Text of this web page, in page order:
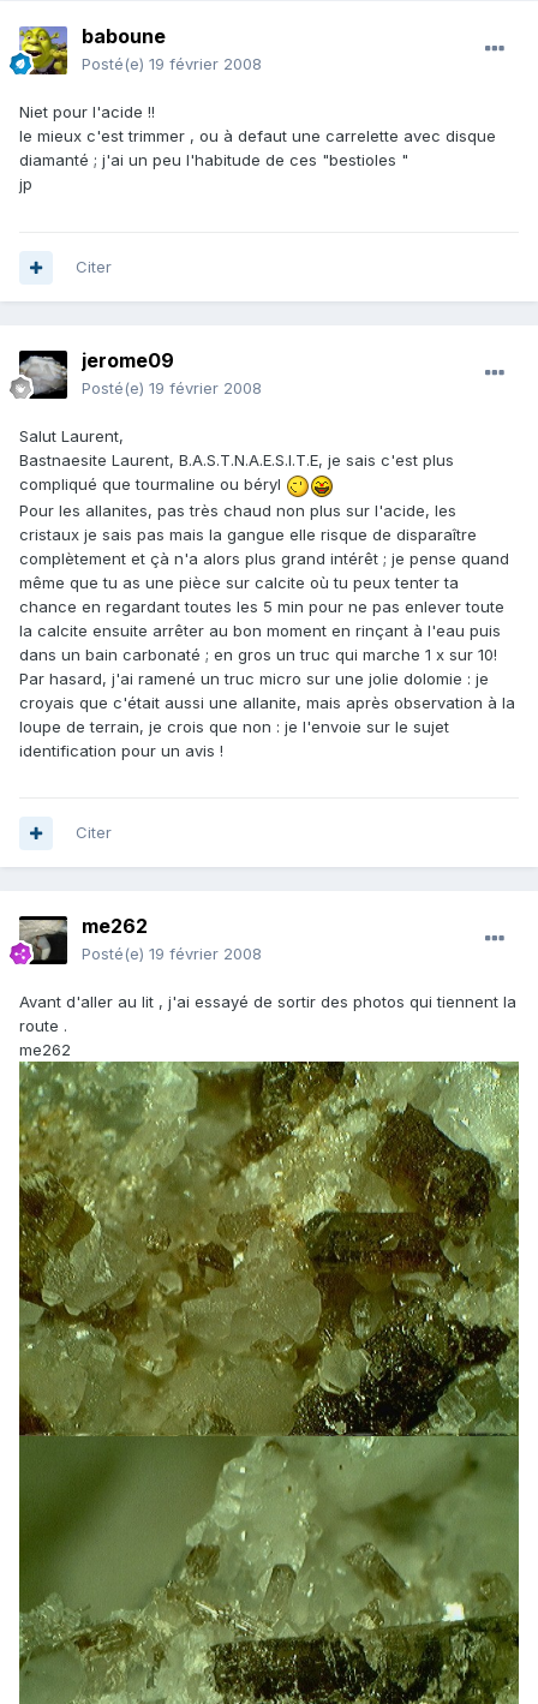
baboune
Posté(e) 19 février 2008
Niet pour l'acide !!
le mieux c'est trimmer , ou à defaut une carrelette avec disque
diamanté ; j'ai un peu l'habitude de ces "bestioles "
jp
Citer
jerome09
Posté(e) 19 février 2008
Salut Laurent,
Bastnaesite Laurent, B.A.S.T.N.A.E.S.I.T.E, je sais c'est plus
compliqué que tourmaline ou béryl
Pour les allanites, pas très chaud non plus sur l'acide, les
cristaux je sais pas mais la gangue elle risque de disparaître
complètement et çà n'a alors plus grand intérêt ; je pense quand
même que tu as une pièce sur calcite où tu peux tenter ta
chance en regardant toutes les 5 min pour ne pas enlever toute
la calcite ensuite arrêter au bon moment en rinçant à l'eau puis
dans un bain carbonaté ; en gros un truc qui marche 1 x sur 10!
Par hasard, j'ai ramené un truc micro sur une jolie dolomie : je
croyais que c'était aussi une allanite, mais après observation à la
loupe de terrain, je crois que non : je l'envoie sur le sujet
identification pour un avis !
Citer
me262
Posté(e) 19 février 2008
Avant d'aller au lit , j'ai essayé de sortir des photos qui tiennent la
route .
me262